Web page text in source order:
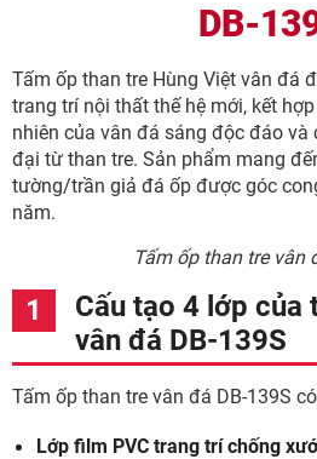
DB-
Tấm ốp than tre Hùng Việt vân đá
trang trí nội thất thế hệ mới, kết
nhiên của vân đá sáng độc đáo và
đại từ than tre. Sản phẩm mang
tường/trần giả đá ốp được góc
năm.
Tấm ốp than tre vân
Cấu tạo 4 lớp của
vân đá DB-139S
Tấm ốp than tre vân đá DB-139S
Lớp film PVC trang trí chống